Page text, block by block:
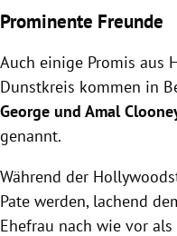
Prominente Freunde
Auch einige Promis aus
Dunstkreis kommen in
George und Amal
genannt.
Während der
Pate werden, lachend
Ehefrau nach wie vor